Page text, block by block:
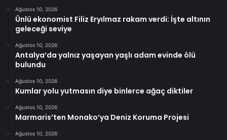
Ağustos 10, 2026
Ünlü ekonomist Filiz Eryılmaz rakam verdi: İşte altının
geleceği seviye
Ağustos 10, 2026
Antalya’da yalnız yaşayan yaşlı adam evinde ölü
bulundu
Ağustos 10, 2026
Kumlar yolu yutmasın diye binlerce ağaç diktiler
Ağustos 10, 2026
Marmaris’ten Monako’ya Deniz Koruma Projesi
Ağustos 10, 2026